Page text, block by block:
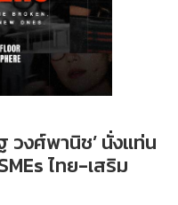
วงศ์พานิช’ นั่งแท่น
ไทย-เสริม